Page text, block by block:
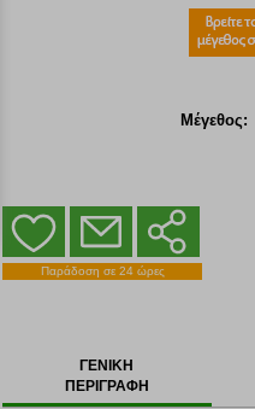
Μέγεθος:
Παράδοση σε 24 ώρες
ΓΕΝΙΚΗ
ΠΕΡΙΓΡΑΦΗ